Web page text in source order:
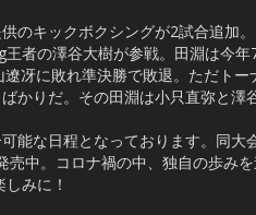
のキックボクシングが2試合追加
者の澤谷大樹が参戦。田淵は今
冴に敗れ準決勝で敗退。ただトー
かりだ。その田淵は小只直弥と澤
能な日程となっております。同大
中。コロナ禍の中、独自の歩み
みに！